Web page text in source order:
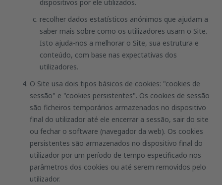
dispositivos por ele utilizados.
recolher dados estatísticos anónimos que ajudam a
saber mais sobre como os utilizadores usam o Site.
Isto ajuda-nos a melhorar o Site, sua estrutura e
conteúdo, com base nas expectativas dos
utilizadores.
O Site usa dois tipos básicos de cookies: "cookies de
sessão" e "cookies persistentes". Os cookies de sessão
são ficheiros temporários armazenados no dispositivo
final do utilizador até ele encerrar a sessão, sair do site
ou fechar o software (navegador da web). Os cookies
persistentes são armazenados no dispositivo final do
utilizador por um período de tempo especificado nos
parâmetros dos cookies ou até serem removidos pelo
utilizador.